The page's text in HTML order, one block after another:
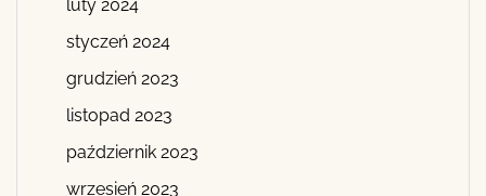
luty 2024
styczeń 2024
grudzień 2023
listopad 2023
październik 2023
wrzesień 2023